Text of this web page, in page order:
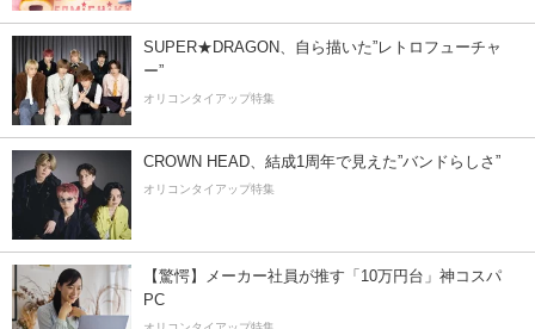
SUPER★DRAGON、自ら描いた”レトロフューチャ
ー”
オリコンタイアップ特集
CROWN HEAD、結成1周年で見えた”バンドらしさ”
オリコンタイアップ特集
【驚愕】メーカー社員が推す「10万円台」神コスパ
PC